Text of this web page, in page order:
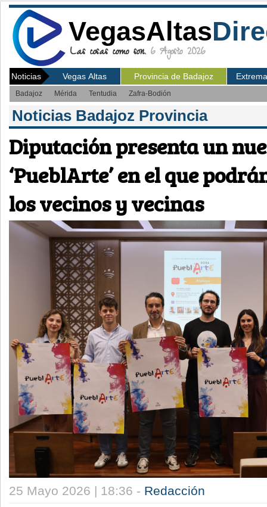
VegasAltas
Las cosas como son. 6 Agosto 2026
Noticias Vegas Altas Provincia de Badajoz
Badajoz Mérida Tentudia Zafra-Bodión
Noticias Badajoz Provincia
Diputación presenta un
‘PueblArte’ en el que
los vecinos y vecinas
25 Mayo 2026 | 18:36 - Redacción